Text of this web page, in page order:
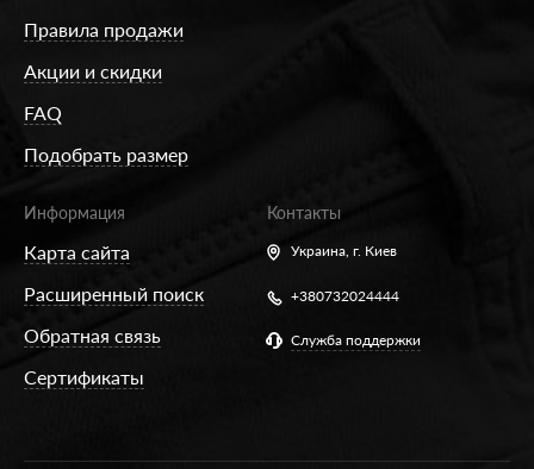
Правила продажи
Акции и скидки
FAQ
Подобрать размер
Информация
Карта сайта
Расширенный поиск
Обратная связь
Сертификаты
Контакты
Украина, г. Киев
+380732024444
Служба поддержки